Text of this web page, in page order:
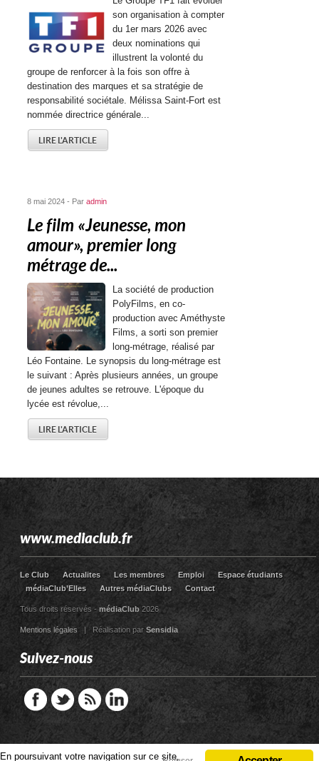
son organisation à compter
du 1er mars 2026 avec
deux nominations qui
illustrent la volonté du
groupe de renforcer à la fois son offre à
destination des marques et sa stratégie de
responsabilité sociétale. Mélissa Saint-Fort est
nommée directrice générale...
LIRE L'ARTICLE
8 mai 2024 - Paradmin
Le film « Jeunesse, mon
amour », premier long
métrage de...
La société de production
PolyFilms, en co-
production avec Améthyste
Films, a sorti son premier
long-métrage, réalisé par
Léo Fontaine. Le synopsis du long-métrage est
le suivant : Après plusieurs années, un groupe
de jeunes adultes se retrouve. L'époque du
lycée est révolue,...
LIRE L'ARTICLE
www.mediaclub.fr
Le Club Actualites Les membres Emploi
Espace étudiants
médiaClub’Elles
Autres médiaClubs Contact
Tous droits réservés -médiaClub 2026
Mentions légales| Réalisation parSensidia
Suivez-nous
En poursuivant votre navigation sur ce site,
En poursuivant votre navigation sur ce site,